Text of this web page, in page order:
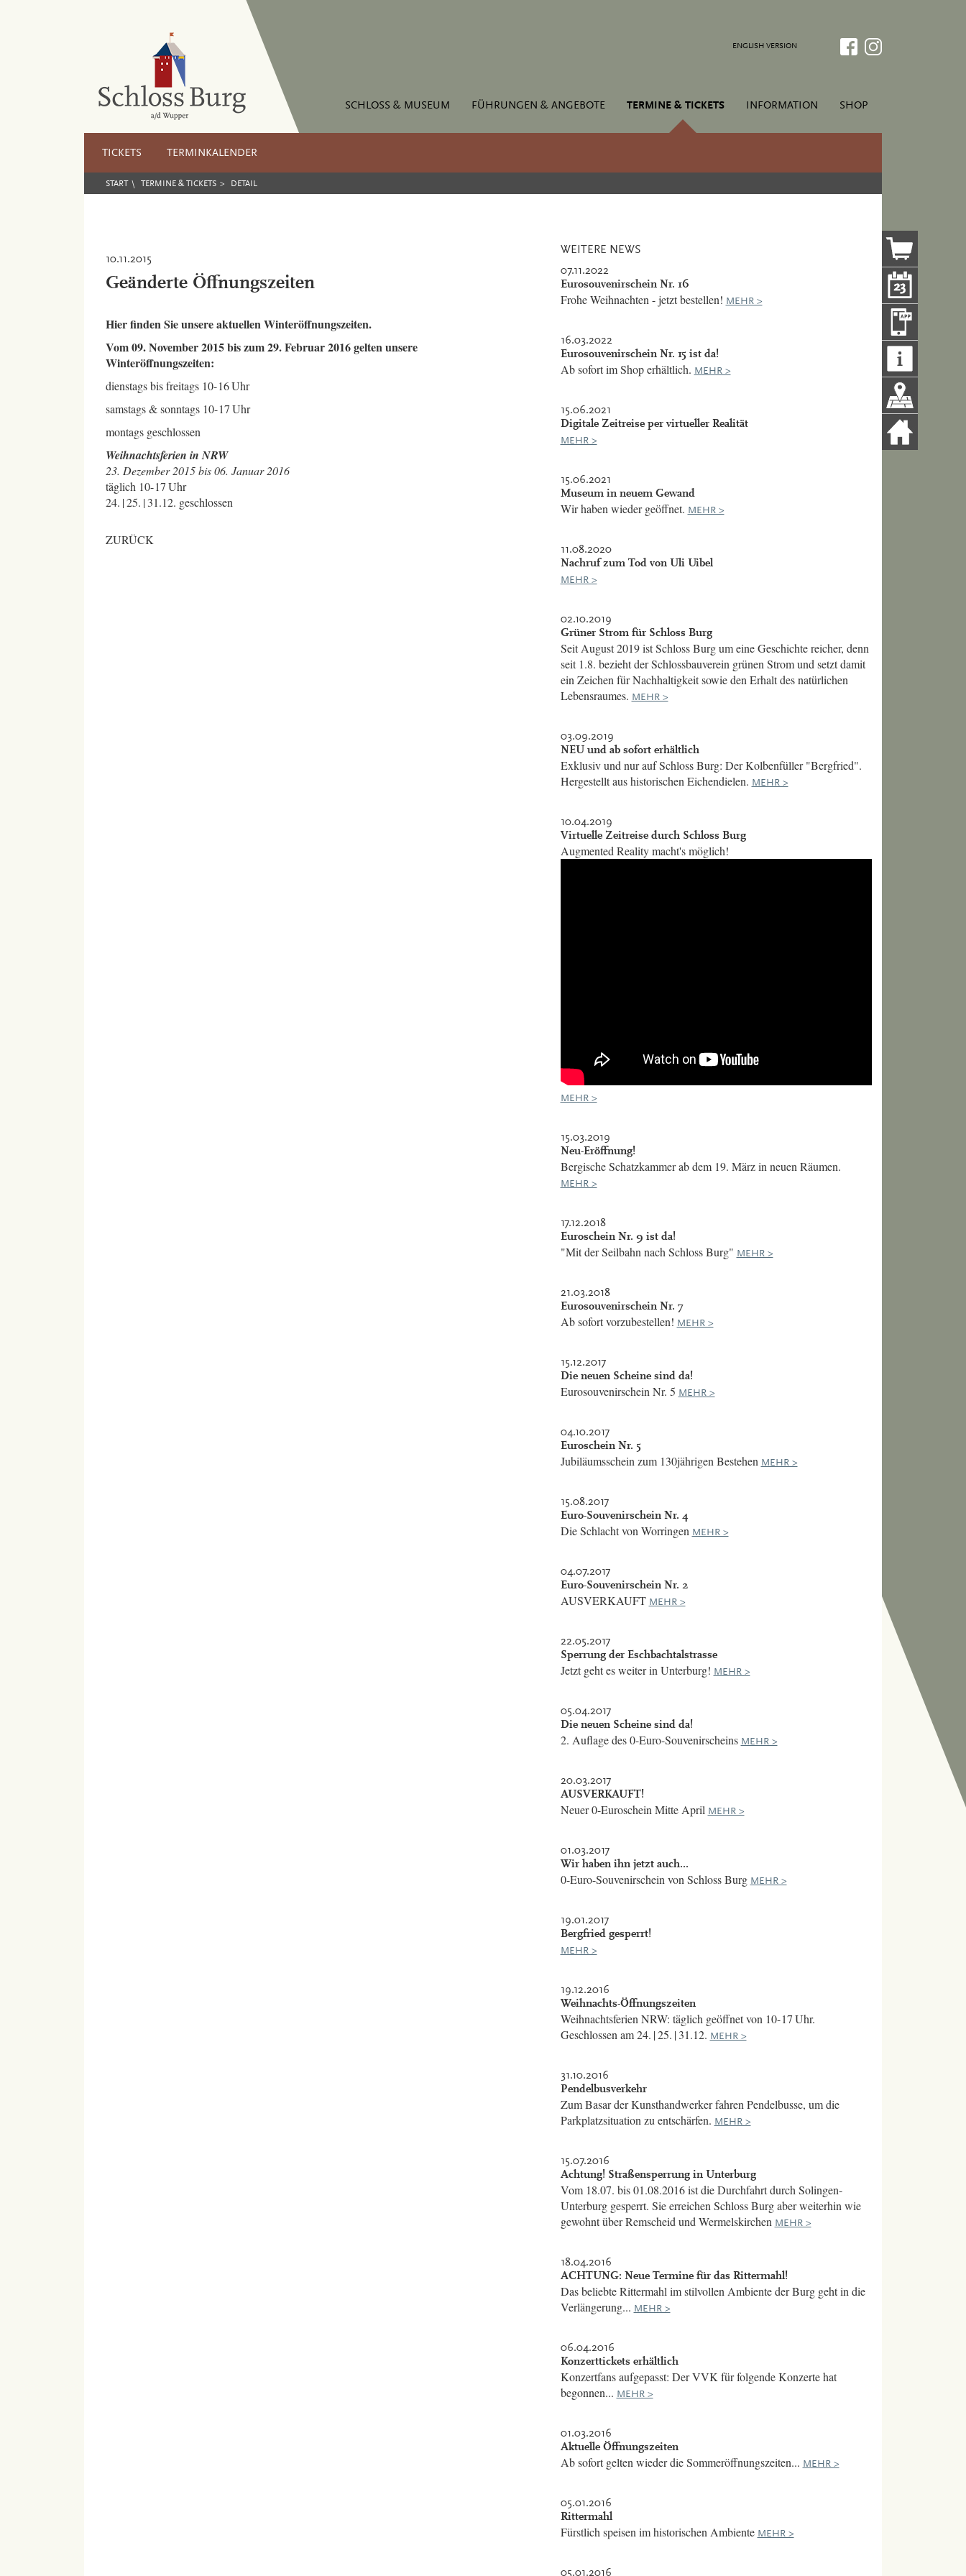
ENGLISH VERSION
SCHLOSS & MUSEUM FÜHRUNGEN & ANGEBOTE TERMINE & TICKETS INFORMATION SHOP
TICKETS TERMINKALENDER
START TERMINE & TICKETS DETAIL
10.11.2015
Geänderte Öffnungszeiten
Hier finden Sie unsere aktuellen Winteröffnungszeiten.
Vom 09. November 2015 bis zum 29. Februar 2016 gelten unsere
Winteröffnungszeiten:
dienstags bis freitags 10- 16 Uhr
samstags & sonntags 10- 17 Uhr
montags geschlossen
Weihnachtsferien in NRW
23. Dezember 2015 bis 06. Januar 2016
täglich 10- 17 Uhr
24. | 25. | 31.12. geschlossen
ZURÜCK
WEITERE NEWS
07.11.2022
Eurosouvenirschein Nr. 16
Frohe Weihnachten - jetzt bestellen! MEHR >
16.03.2022
Eurosouvenirschein Nr. 15 ist da!
Ab sofort im Shop erhältlich. MEHR >
15.06.2021
Digitale Zeitreise per virtueller Realität
MEHR >
15.06.2021
Museum in neuem Gewand
Wir haben wieder geöffnet. MEHR >
11.08.2020
Nachruf zum Tod von Uli Uibel
MEHR >
02.10.2019
Grüner Strom für Schloss Burg
Seit August 2019 ist Schloss Burg um eine Geschichte reicher, denn
seit 1.8. bezieht der Schlossbauverein grünen Strom und setzt damit
ein Zeichen für Nachhaltigkeit sowie den Erhalt des natürlichen
Lebensraumes. MEHR >
03.09.2019
NEU und ab sofort erhältlich
Exklusiv und nur auf Schloss Burg: Der Kolbenfüller "Bergfried".
Hergestellt aus historischen Eichendielen. MEHR >
10.04.2019
Virtuelle Zeitreise durch Schloss Burg
Augmented Reality macht's möglich!
MEHR >
15.03.2019
Neu-Eröffnung!
Bergische Schatzkammer ab dem 19. März in neuen Räumen.
MEHR >
17.12.2018
Euroschein Nr. 9 ist da!
"Mit der Seilbahn nach Schloss Burg" MEHR >
21.03.2018
Eurosouvenirschein Nr. 7
Ab sofort vorzubestellen! MEHR >
15.12.2017
Die neuen Scheine sind da!
Eurosouvenirschein Nr. 5 MEHR >
04.10.2017
Euroschein Nr. 5
Jubiläumsschein zum 130jährigen Bestehen MEHR >
15.08.2017
Euro-Souvenirschein Nr. 4
Die Schlacht von Worringen MEHR >
04.07.2017
Euro-Souvenirschein Nr. 2
AUSVERKAUFT MEHR >
22.05.2017
Sperrung der Eschbachtalstrasse
Jetzt geht es weiter in Unterburg! MEHR >
05.04.2017
Die neuen Scheine sind da!
2. Auflage des 0-Euro-Souvenirscheins MEHR >
20.03.2017
AUSVERKAUFT!
Neuer 0-Euroschein Mitte April MEHR >
01.03.2017
Wir haben ihn jetzt auch...
0-Euro-Souvenirschein von Schloss Burg MEHR >
19.01.2017
Bergfried gesperrt!
MEHR >
19.12.2016
Weihnachts-Öffnungszeiten
Weihnachtsferien NRW: täglich geöffnet von 10- 17 Uhr.
Geschlossen am 24. | 25. | 31.12. MEHR >
31.10.2016
Pendelbusverkehr
Zum Basar der Kunsthandwerker fahren Pendelbusse, um die
Parkplatzsituation zu entschärfen. MEHR >
15.07.2016
Achtung! Straßensperrung in Unterburg
Vom 18.07. bis 01.08.2016 ist die Durchfahrt durch Solingen-
Unterburg gesperrt. Sie erreichen Schloss Burg aber weiterhin wie
gewohnt über Remscheid und Wermelskirchen MEHR >
18.04.2016
ACHTUNG: Neue Termine für das Rittermahl!
Das beliebte Rittermahl im stilvollen Ambiente der Burg geht in die
Verlängerung... MEHR >
06.04.2016
Konzerttickets erhältlich
Konzertfans aufgepasst: Der VVK für folgende Konzerte hat
begonnen... MEHR >
01.03.2016
Aktuelle Öffnungszeiten
Ab sofort gelten wieder die Sommeröffnungszeiten... MEHR >
05.01.2016
Rittermahl
Fürstlich speisen im historischen Ambiente MEHR >
05.01.2016